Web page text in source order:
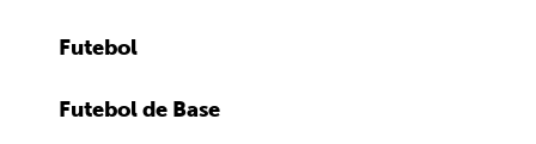
Futebol
Futebol de Base